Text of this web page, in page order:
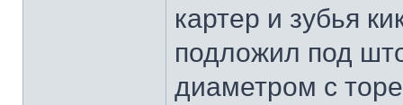
картер и зубья
подложил под
диаметром с